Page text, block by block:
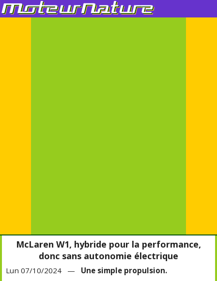
McLaren W1, hybride pour la performance,
donc sans autonomie électrique
Lun 07/10/2024 — Une simple propulsion.